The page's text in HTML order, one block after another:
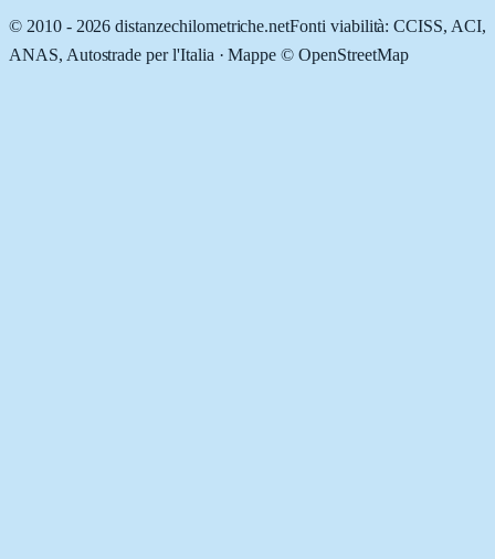
© 2010 - 2026 distanzechilometriche.netFonti viabilità: CCISS, ACI,
ANAS, Autostrade per l'Italia · Mappe © OpenStreetMap